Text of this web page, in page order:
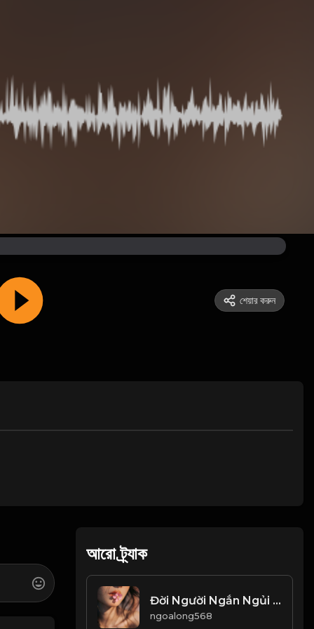
শেয়ার করুন
আরো ট্র্যাক
Đời Người Ngắn Ngủi - Nhân Sinh Vô Thường! Đạo
ngoalong568